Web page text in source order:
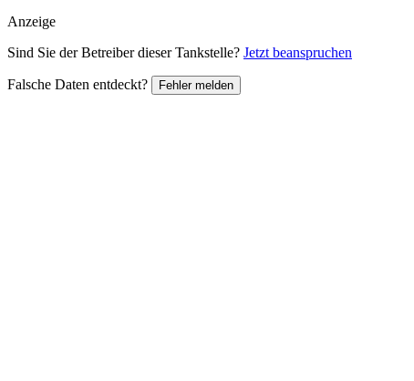
Anzeige
Sind Sie der Betreiber dieser Tankstelle? Jetzt beanspruchen
Falsche Daten entdeckt? Fehler melden